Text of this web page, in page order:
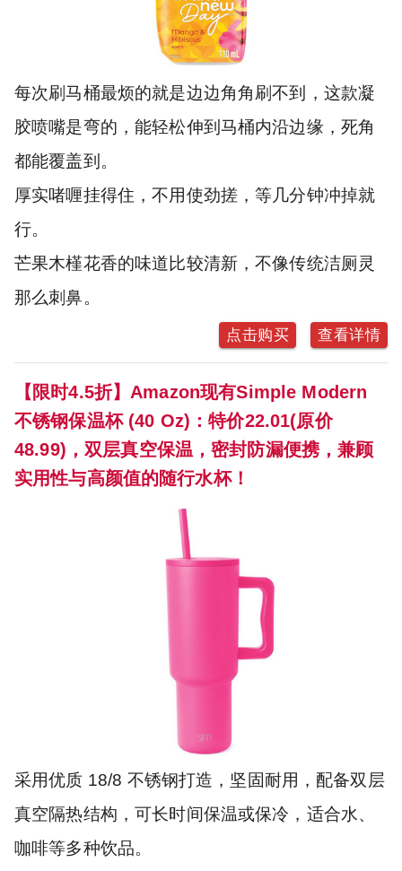
每次刷马桶最烦的就是边边角角刷不到，这款凝
胶喷嘴是弯的，能轻松伸到马桶内沿边缘，死角
都能覆盖到。
厚实啫喱挂得住，不用使劲搓，等几分钟冲掉就
行。
芒果木槿花香的味道比较清新，不像传统洁厕灵
那么刺鼻。
点击购买 查看详情
【限时4.5折】Amazon现有Simple Modern
不锈钢保温杯 (40 Oz)：特价22.01(原价
48.99)，双层真空保温，密封防漏便携，兼顾
实用性与高颜值的随行水杯！
采用优质 18/8 不锈钢打造，坚固耐用，配备双层
真空隔热结构，可长时间保温或保冷，适合水、
咖啡等多种饮品。